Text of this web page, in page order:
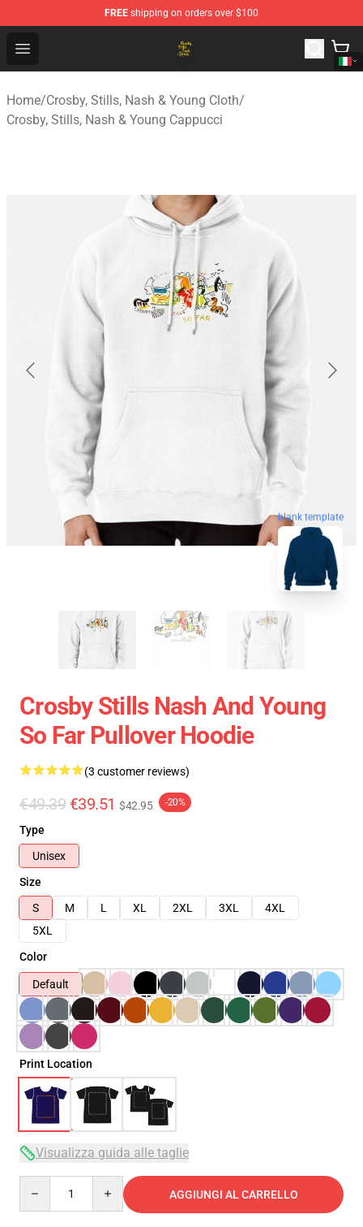
FREE shipping on orders over $100
Open menu
Crosby, Stills, Nash & Young Store - Official Crosby,
Home/Crosby, Stills, Nash & Young Cloth/
Crosby, Stills, Nash & Young Cappucci
blank template
Crosby Stills Nash And Young
So Far Pullover Hoodie
(3 customer reviews)
€49.39 €39.51 $42.95 -20%
Type
Unisex
Size
S
M L XL 2XL 3XL
4XL
5XL
Color
Default
Print Location
Visualizza guida alle taglie
AGGIUNGI AL CARRELLO